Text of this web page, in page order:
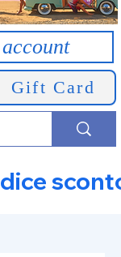
Gift Card